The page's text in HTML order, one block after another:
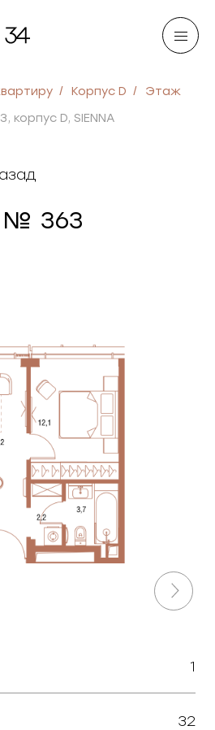
Корпус D
Этаж
D, SIENNA
№ 363
1
32